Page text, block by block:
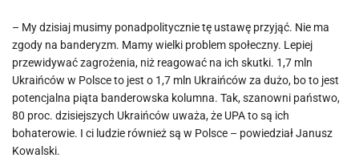
– My dzisiaj musimy ponadpolitycznie tę ustawę przyjąć. Nie ma
zgody na banderyzm. Mamy wielki problem społeczny. Lepiej
przewidywać zagrożenia, niż reagować na ich skutki. 1,7 mln
Ukraińców w Polsce to jest o 1,7 mln Ukraińców za dużo, bo to jest
potencjalna piąta banderowska kolumna. Tak, szanowni państwo,
80 proc. dzisiejszych Ukraińców uważa, że UPA to są ich
bohaterowie. I ci ludzie również są w Polsce – powiedział Janusz
Kowalski.